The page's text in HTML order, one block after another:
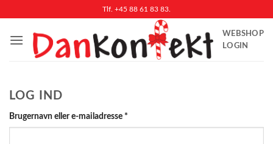
indhold
Tlf. +45 88 61 83 83.
WEBSHOP
LOGIN
LOG IND
Brugernavn eller e-mailadresse *